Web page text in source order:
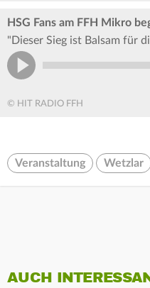
HSG Fans am FFH Mikro
"Dieser Sieg ist Balsam für
© HIT RADIO FFH
Veranstaltung Wetzlar
AUCH